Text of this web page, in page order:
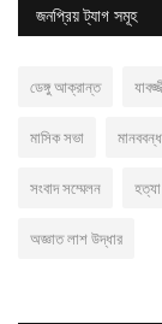
জনপ্রিয় ট্যাগ সমূহ
ডেঙ্গু আক্রান্ত
মাসিক সভা
সংবাদ সম্মেলন হত্যা
অজ্ঞাত লাশ উদ্ধার